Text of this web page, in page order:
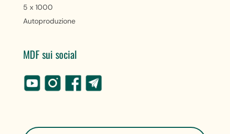
5 x 1000
Autoproduzione
MDF sui social